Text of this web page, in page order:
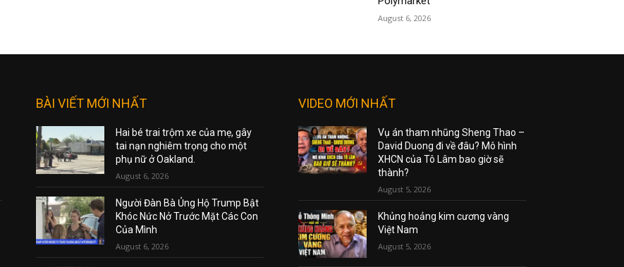
August 6, 2026
BÀI VIẾT MỚI NHẤT
Hai bé trai trộm xe của mẹ, gây
tai nạn nghiêm trọng cho một
phụ nữ ở Oakland.
August 6, 2026
Người Đàn Bà Ủng Hộ Trump Bật
Khóc Nức Nở Trước Mặt Các Con
Của Mình
August 6, 2026
VIDEO MỚI NHẤT
Vụ án tham nhũng Sheng Thao –
David Duong đi về đâu? Mô hình
XHCN của Tô Lâm bao giờ sẽ
thành?
August 5, 2026
Khủng hoảng kim cương vàng
Việt Nam
August 5, 2026